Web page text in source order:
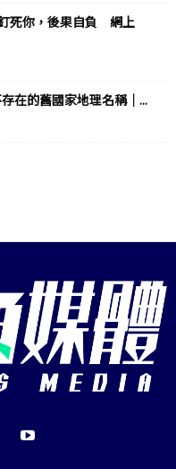
死你，後果自負 網上
在的舊國家地理名稱｜...